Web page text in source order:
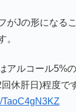
がJの形になる
。
アルコール5%
休肝日)程度で
TaoC4gN3KZ